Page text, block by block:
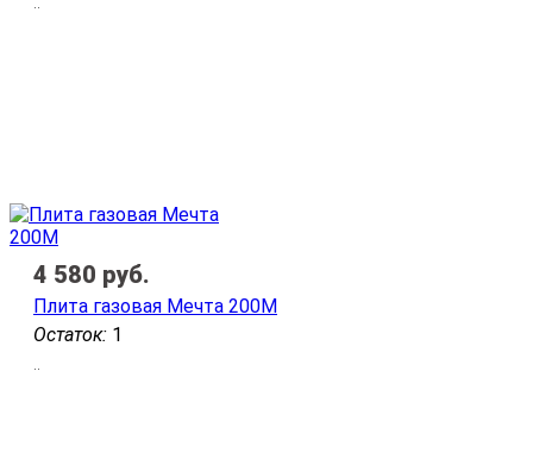
Остаток: 1
Плита газовая Мечта 200М
..
4 580 руб.